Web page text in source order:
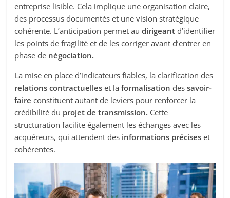
entreprise lisible. Cela implique une organisation claire,
des processus documentés et une vision stratégique
cohérente. L’anticipation permet audirigeant d’identifier
les points de fragilité et de les corriger avant d’entrer en
phase de négociation.
La mise en place d’indicateurs fiables, la clarification des
relations contractuelles et laformalisation dessavoir-
faire constituent autant de leviers pour renforcer la
crédibilité du projet de transmission. Cette
structuration facilite également les échanges avec les
acquéreurs, qui attendent des informations précises et
cohérentes.